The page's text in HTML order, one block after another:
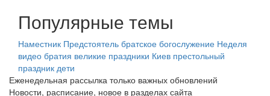
Популярные темы
Наместник Предстоятель братское богослужение Неделя
видео братия великие праздники Киев престольный
праздник дети
Еженедельная рассылка только важных обновлений
Новости, расписание, новое в разделах сайта